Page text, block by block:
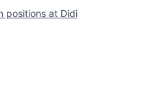
positions at Didi